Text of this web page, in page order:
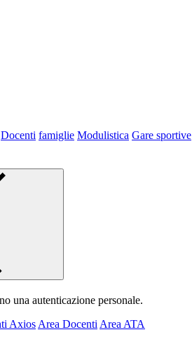
Docenti famiglie Modulistica Gare sportive
una autenticazione personale.
Axios Area Docenti Area ATA